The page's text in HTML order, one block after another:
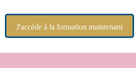
J'accède à la formation maintenant